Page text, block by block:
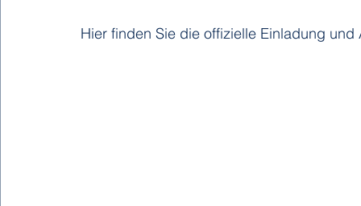
Hier finden Sie die offizielle Einladung